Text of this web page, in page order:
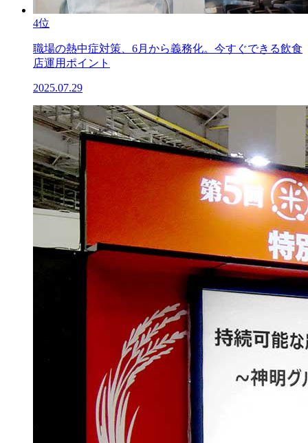
4位
職場の熱中症対策、6月から義務化。今すぐできる飲食
店運用ポイント
2025.07.29